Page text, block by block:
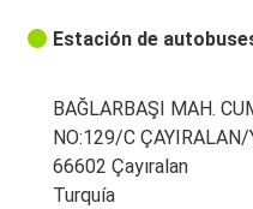
Estación de
BAĞLARBAŞI MAH.
NO:129/C ÇAYIRALAN/
66602 Çayıralan
Turquía